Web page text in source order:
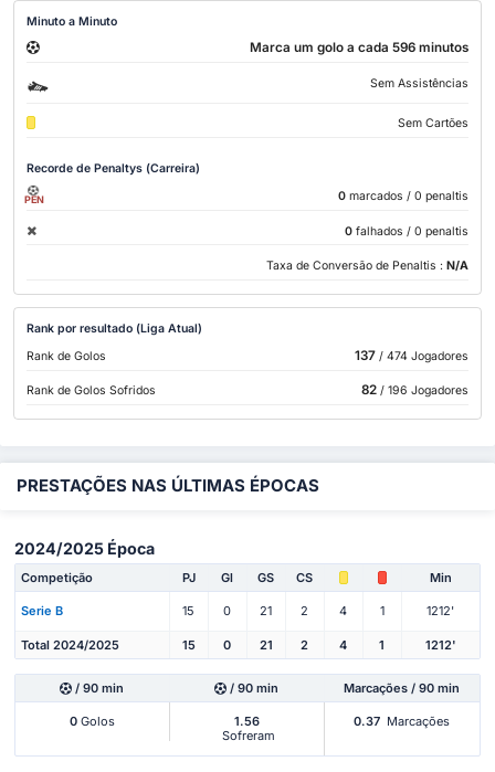
Minuto a Minuto
Marca um golo a cada 596 minutos
Sem Assistências
Sem Cartões
Recorde de Penaltys (Carreira)
PEN 0 marcados / 0 penaltis
0 falhados / 0 penaltis
Taxa de Conversão de Penaltis : N/A
Rank por resultado (Liga Atual)
Rank de Golos
137/ 474 Jogadores
Rank de Golos Sofridos 82/ 196 Jogadores
PRESTAÇÕES NAS ÚLTIMAS ÉPOCAS
2024/2025 Época
Competição PJ Gl GS CS Min
Serie B 15 0 21 2 4 1 1212'
Total 2024/2025 15 0 21 2 4 1 1212'
/ 90 min / 90 min Marcações / 90 min
0Golos
1.56
Sofreram
0.37 Marcações